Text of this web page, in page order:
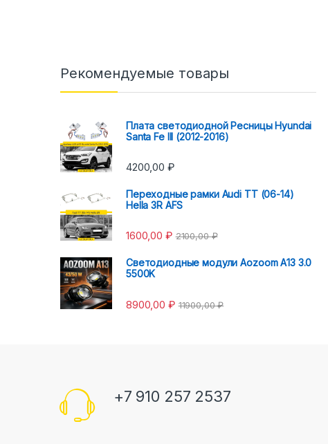
Рекомендуемые товары
Плата светодиодной Ресницы Hyundai
Santa Fe III (2012-2016)
4200,00 ₽
Переходные рамки Audi TT (06-14)
Hella 3R AFS
1600,00 ₽ 2100,00₽
Светодиодные модули Aozoom A13 3.0
5500K
8900,00 ₽ 11900,00₽
+7 910 257 2537